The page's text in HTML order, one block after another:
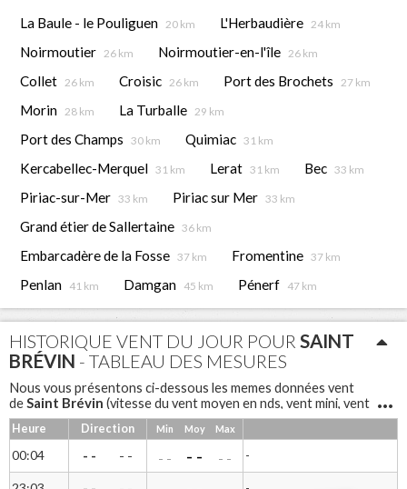
La Baule - le Pouliguen 20 km L'Herbaudière 24 km
Noirmoutier 26 km Noirmoutier-en-l'île 26 km
Collet 26 km Croisic 26 km Port des Brochets 27 km
Morin 28 km La Turballe 29 km
Port des Champs 30 km Quimiac 31 km
Kercabellec-Merquel 31 km Lerat 31 km Bec 33 km
Piriac-sur-Mer 33 km Piriac sur Mer 33 km
Grand étier de Sallertaine 36 km
Embarcadère de la Fosse 37 km Fromentine 37 km
Penlan 41 km Damgan 45 km Pénerf 47 km
HISTORIQUE VENT DU JOUR POUR SAINT
BRÉVIN - TABLEAU DES MESURES
Nous vous présentons ci-dessous les memes données vent
deSaint Brévin (vitesse du vent moyen en nds, vent mini, vent
maxi, rafales et direction du vent) sous forme de tableau pour
une lecture différente
Notre anémomètre à coupelles
vitesse du vent et une girouette permet d'avoir la direction.
Heure Direction Min Moy Max
00:04 - - - - - - - - - - -